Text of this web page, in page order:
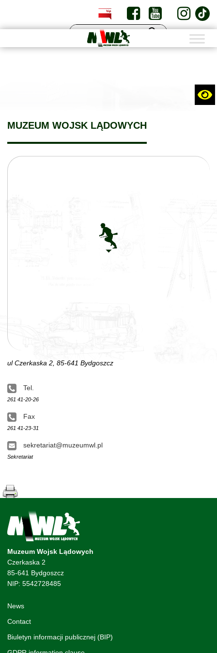
PL EN
MUZEUM WOJSK LĄDOWYCH
ul Czerkaska 2, 85-641 Bydgoszcz
Tel.
261 41-20-26
Fax
261 41-23-31
sekretariat@muzeumwl.pl
Sekretariat
Muzeum Wojsk Lądowych
Czerkaska 2
85-641 Bydgoszcz
NIP: 5542728485
News
Contact
Biuletyn informacji publicznej (BIP)